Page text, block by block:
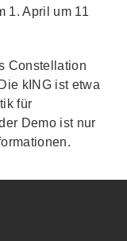
1. April um 11
Constellation
kING ist etwa
für
Demo ist nur